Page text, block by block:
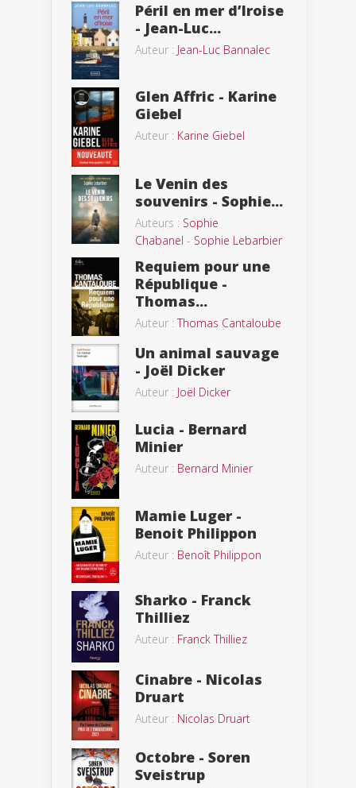
Péril en mer d’Iroise
- Jean-Luc...
Auteur : Jean-Luc Bannalec
Glen Affric - Karine
Giebel
Auteur : Karine Giebel
Le Venin des
souvenirs - Sophie...
Auteurs : Sophie
Chabanel - Sophie Lebarbier
Requiem pour une
République -
Thomas...
Auteur :Thomas Cantaloube
Un animal sauvage
- Joël Dicker
Auteur : Joël Dicker
Lucia - Bernard
Minier
Auteur : Bernard Minier
Mamie Luger -
Benoit Philippon
Auteur : Benoît Philippon
Sharko - Franck
Thilliez
Auteur : Franck Thilliez
Cinabre - Nicolas
Druart
Auteur : Nicolas Druart
Octobre - Soren
Sveistrup